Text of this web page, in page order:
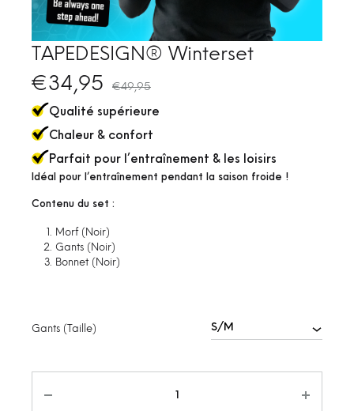
TAPEDESIGN® Winterset
€34,95 €49,95
Qualité supérieure
Chaleur & confort
Parfait pour l’entraînement & les loisirs
Idéal pour l’entraînement pendant la saison froide !
Contenu du set :
Morf (Noir)
Gants (Noir)
Bonnet (Noir)
Gants (Taille)